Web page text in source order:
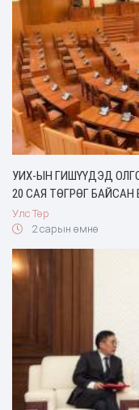
УИХ-ЫН ГИШҮҮДЭД
20 САЯ ТӨГРӨГ
Улс Төр
2 сарын өмнө